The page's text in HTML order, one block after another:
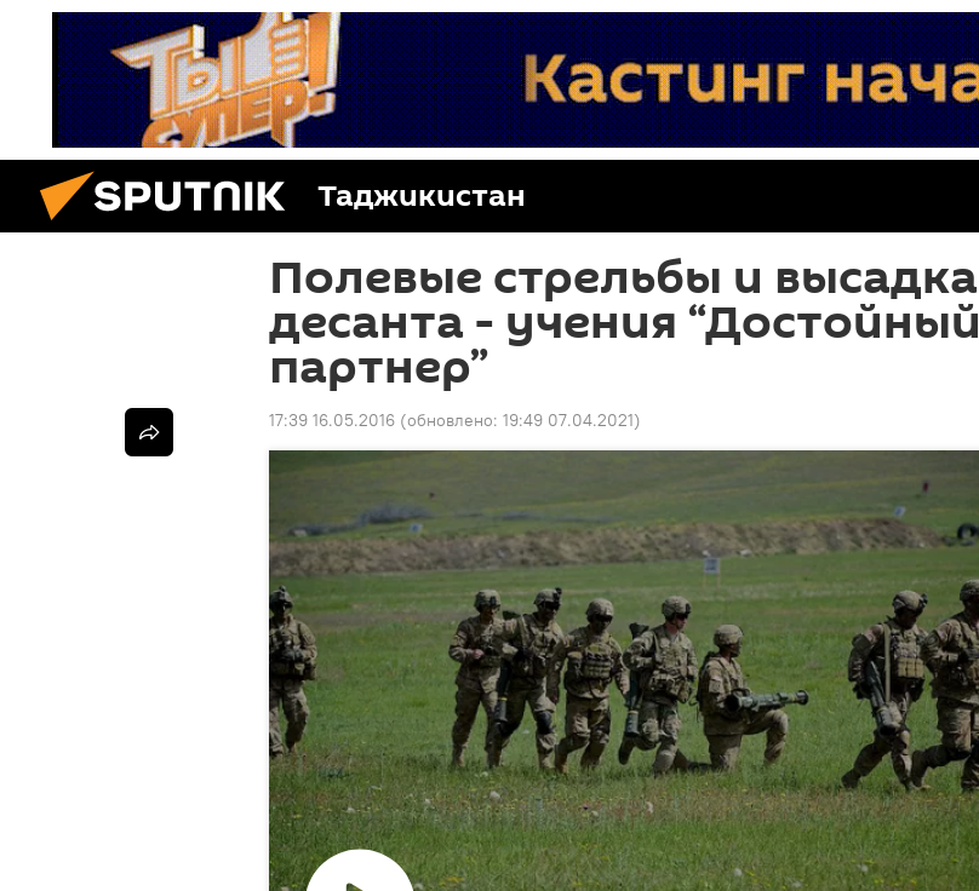
Таджикистан
Полевые стрельбы и высадка
десанта - учения “Достойный
партнер”
17:39 16.05.2016 (обновлено: 19:49 07.04.2021)